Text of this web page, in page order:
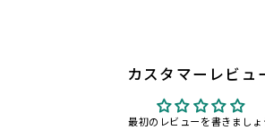
カスタマーレビュ
最初のレビューを書きましょ